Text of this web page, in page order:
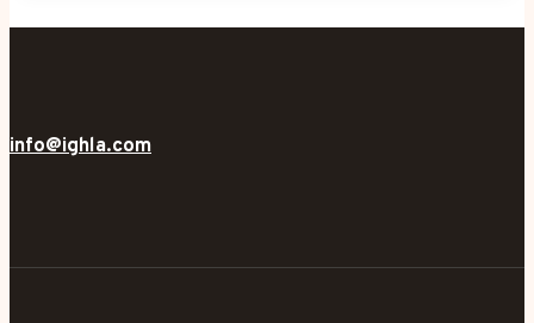
info@ighla.com